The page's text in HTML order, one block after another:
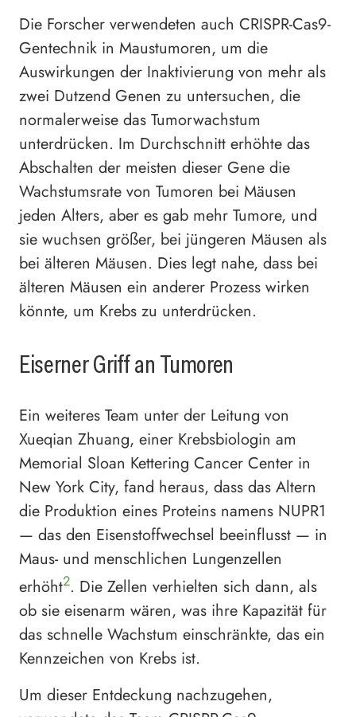
Die Forscher verwendeten auch CRISPR-Cas9-
Gentechnik in Maustumoren, um die
Auswirkungen der Inaktivierung von mehr als
zwei Dutzend Genen zu untersuchen, die
normalerweise das Tumorwachstum
unterdrücken. Im Durchschnitt erhöhte das
Abschalten der meisten dieser Gene die
Wachstumsrate von Tumoren bei Mäusen
jeden Alters, aber es gab mehr Tumore, und
sie wuchsen größer, bei jüngeren Mäusen als
bei älteren Mäusen. Dies legt nahe, dass bei
älteren Mäusen ein anderer Prozess wirken
könnte, um Krebs zu unterdrücken.
Eiserner Griff an Tumoren
Ein weiteres Team unter der Leitung von
Xueqian Zhuang, einer Krebsbiologin am
Memorial Sloan Kettering Cancer Center in
New York City, fand heraus, dass das Altern
die Produktion eines Proteins namens NUPR1
— das den Eisenstoffwechsel beeinflusst — in
Maus- und menschlichen Lungenzellen
erhöht2. Die Zellen verhielten sich dann, als
ob sie eisenarm wären, was ihre Kapazität für
das schnelle Wachstum einschränkte, das ein
Kennzeichen von Krebs ist.
Um dieser Entdeckung nachzugehen,